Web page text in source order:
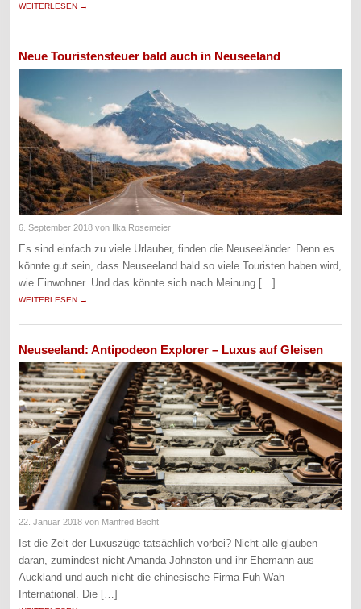
WEITERLESEN →
Neue Touristensteuer bald auch in Neuseeland
6. September 2018 von Ilka Rosemeier
Es sind einfach zu viele Urlauber, finden die Neuseeländer. Denn es
könnte gut sein, dass Neuseeland bald so viele Touristen haben wird,
wie Einwohner. Und das könnte sich nach Meinung […]
WEITERLESEN →
Neuseeland: Antipodeon Explorer – Luxus auf Gleisen
22. Januar 2018 von Manfred Becht
Ist die Zeit der Luxuszüge tatsächlich vorbei? Nicht alle glauben
daran, zumindest nicht Amanda Johnston und ihr Ehemann aus
Auckland und auch nicht die chinesische Firma Fuh Wah
International. Die […]